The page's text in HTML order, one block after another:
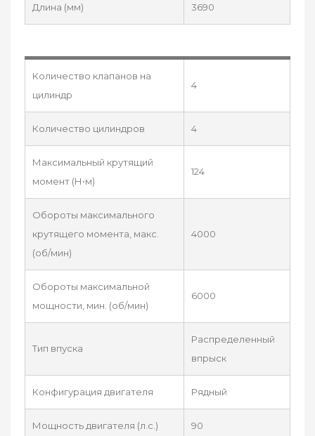
Длина (мм) 3690
Количество клапанов на
цилиндр
4
Количество цилиндров 4
Максимальный крутящий
момент (Н•м)
124
Обороты максимального
крутящего момента, макс.
(об/мин)
4000
Обороты максимальной
мощности, мин. (об/мин)
6000
Тип впуска
Распределенный
впрыск
Конфигурация двигателя Рядный
Мощность двигателя (л.с.) 90